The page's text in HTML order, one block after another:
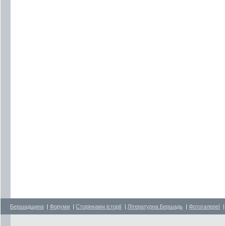
Бершадщина | Форуми | Сторінками історії | Літературна Бершадь | Фотогалереї